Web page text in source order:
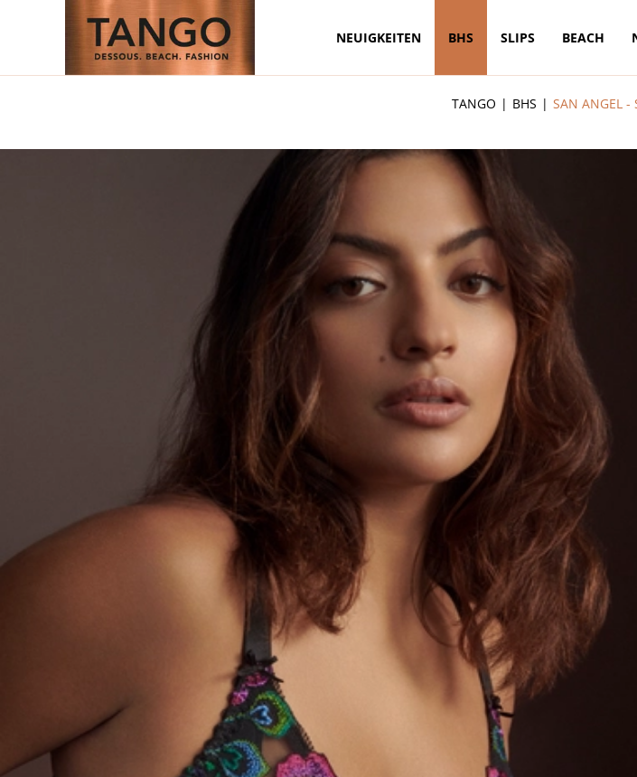
Zum Hauptinhalt springen
NEUIGKEITEN BHS SLIPS BEACH
TANGO BHS SAN ANGEL -